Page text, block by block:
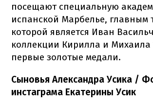
посещают специальную
испанской Марбелье, главным
которой является Иван
коллекции Кирилла и Михаила
первые золотые медали.
Сыновья Александра Усика /
инстаграма Екатерины Усик